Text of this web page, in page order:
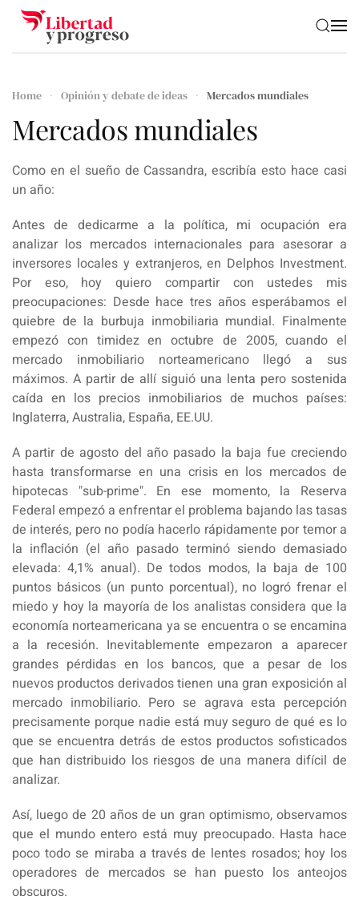
Skip to main content
Home Opinión y debate de ideas Mercados mundiales
Mercados mundiales
Como en el sueño de Cassandra, escribía esto hace casi
un año:
Antes de dedicarme a la política, mi ocupación era
analizar los mercados internacionales para asesorar a
inversores locales y extranjeros, en Delphos Investment.
Por eso, hoy quiero compartir con ustedes mis
preocupaciones: Desde hace tres años esperábamos el
quiebre de la burbuja inmobiliaria mundial. Finalmente
empezó con timidez en octubre de 2005, cuando el
mercado inmobiliario norteamericano llegó a sus
máximos. A partir de allí siguió una lenta pero sostenida
caída en los precios inmobiliarios de muchos países:
Inglaterra, Australia, España, EE.UU.
A partir de agosto del año pasado la baja fue creciendo
hasta transformarse en una crisis en los mercados de
hipotecas "sub-prime". En ese momento, la Reserva
Federal empezó a enfrentar el problema bajando las tasas
de interés, pero no podía hacerlo rápidamente por temor a
la inflación (el año pasado terminó siendo demasiado
elevada: 4,1% anual). De todos modos, la baja de 100
puntos básicos (un punto porcentual), no logró frenar el
miedo y hoy la mayoría de los analistas considera que la
economía norteamericana ya se encuentra o se encamina
a la recesión. Inevitablemente empezaron a aparecer
grandes pérdidas en los bancos, que a pesar de los
nuevos productos derivados tienen una gran exposición al
mercado inmobiliario. Pero se agrava esta percepción
precisamente porque nadie está muy seguro de qué es lo
que se encuentra detrás de estos productos sofisticados
que han distribuido los riesgos de una manera difícil de
analizar.
Así, luego de 20 años de un gran optimismo, observamos
que el mundo entero está muy preocupado. Hasta hace
poco todo se miraba a través de lentes rosados; hoy los
operadores de mercados se han puesto los anteojos
obscuros.